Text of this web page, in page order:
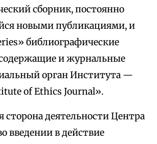
сборник, постоянно
новыми публикациями, и
библиографические
и журнальные
орган Института —
of Ethics Journal».
сторона деятельности Центра
введении в действие